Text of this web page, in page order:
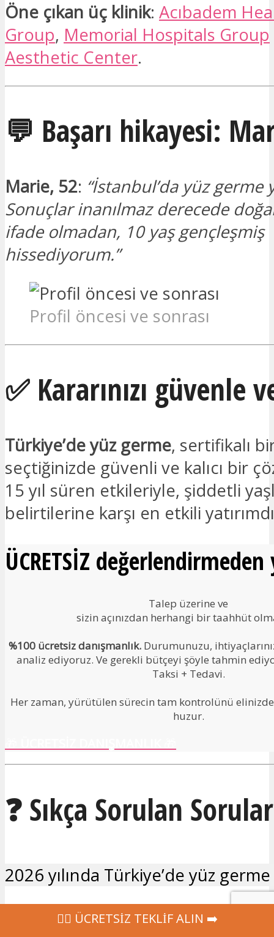
Öne çıkan üç klinik: Acıbadem
Group, Memorial Hospitals Group
Aesthetic Center.
💬 Başarı hikayesi:
Marie, 52: “İstanbul’da yüz germe
Sonuçlar inanılmaz derecede
ifade olmadan, 10 yaş gençleşmiş
hissediyorum.”
Profil öncesi ve sonrası
✅ Kararınızı güvenle
Türkiye’de yüz germe, sertifikalı
seçtiğinizde güvenli ve kalıcı bir
15 yıl süren etkileriyle, şiddetli
belirtilerine karşı en etkili
ÜCRETSİZ
Talep üzerine ve
sizin açınızdan herhangi bir taahhüt
%100 ücretsiz danışmanlık. Durumunuzu,
analiz ediyoruz. Ve gerekli bütçeyi şöyle tahmin
Taksi + Tedavi.
Her zaman, yürütülen sürecin tam kontrolünü
huzur.
❓ Sıkça Sorulan Sorular
2026 yılında Türkiye’de yüz
2026’da Türkiye’de yüz germe
‍👩‍⚕ ÜCRETSİZ TEKLİF ALIN ➡️